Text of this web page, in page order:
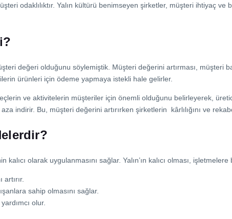
odaklılıktır. Yalın kültürü benimseyen şirketler, müşteri ihtiyaç
değeri olduğunu söylemiştik. Müşteri değerini artırması, müşteri
ürünleri için ödeme yapmaya istekli hale gelirler.
ve aktivitelerin müşteriler için önemli olduğunu belirleyerek,
indirir. Bu, müşteri değerini artırırken şirketlerin kârlılığını ve
olarak uygulanmasını sağlar. Yalın’ın kalıcı olması,
sahip olmasını sağlar.
olur.